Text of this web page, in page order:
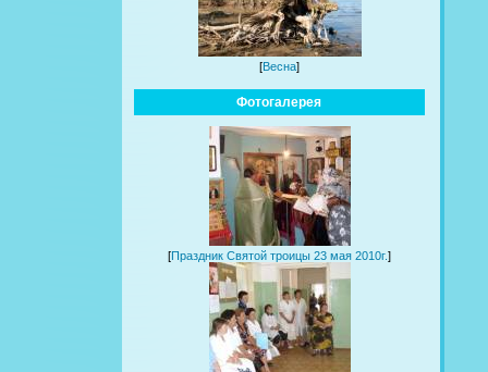
[Весна]
Фотогалерея
[Праздник Святой троицы 23 мая 2010г.]